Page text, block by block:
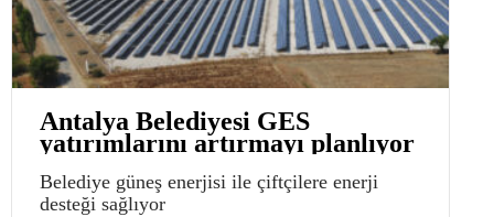
Antalya Belediyesi GES
yatırımlarını artırmayı planlıyor
Belediye güneş enerjisi ile çiftçilere enerji
desteği sağlıyor